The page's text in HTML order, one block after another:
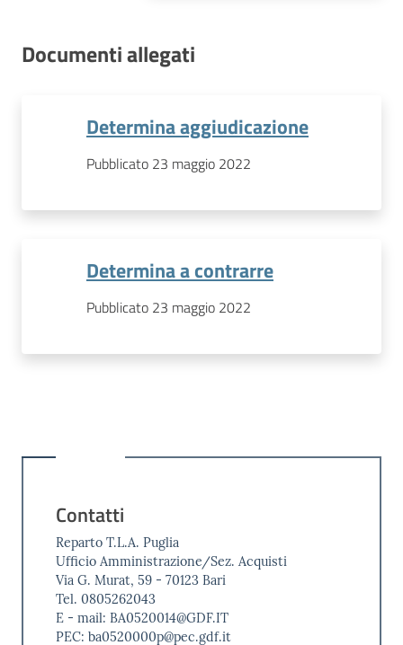
Documenti allegati
Determina aggiudicazione
Pubblicato 23 maggio 2022
Determina a contrarre
Pubblicato 23 maggio 2022
Contatti
Reparto T.L.A. Puglia
Ufficio Amministrazione/Sez. Acquisti
Via G. Murat, 59 - 70123 Bari
Tel. 0805262043
E - mail: BA0520014@GDF.IT
PEC: ba0520000p@pec.gdf.it